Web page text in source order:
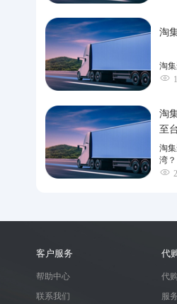
淘
淘
淘
至
淘
湾？
客户服务
帮助中心
联系我们
代
代
服